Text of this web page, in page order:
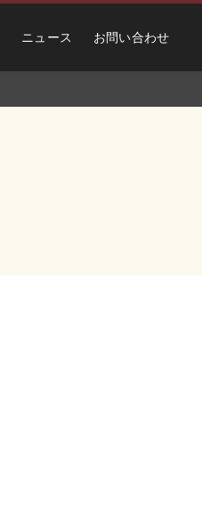
ニュース お問い合わせ